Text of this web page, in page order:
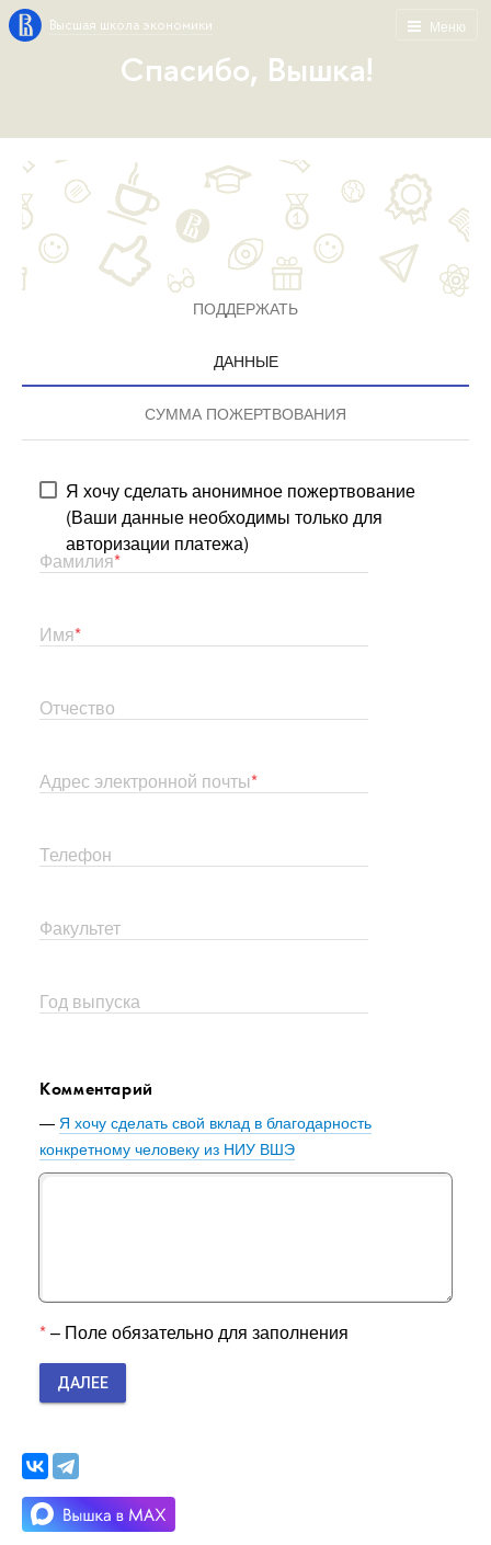
Меню
Высшая школа экономики
Спасибо, Вышка!
ПОДДЕРЖАТЬ
ДАННЫЕ
СУММА ПОЖЕРТВОВАНИЯ
Я хочу сделать анонимное пожертвование
(Ваши данные необходимы только для
авторизации платежа)
Фамилия
Имя
Отчество
Адрес электронной почты
Телефон
Факультет
Год выпуска
Комментарий
Я хочу сделать свой вклад в благодарность
конкретному человеку из НИУ ВШЭ
– Поле обязательно для заполнения
ДАЛЕЕ